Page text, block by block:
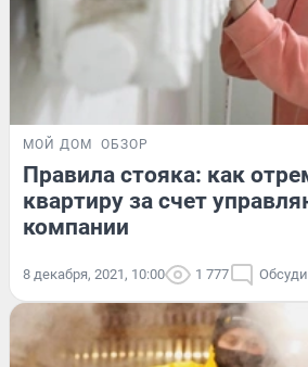
МОЙ ДОМ ОБЗОР
Правила стояка: как
квартиру за счет
компании
8 декабря, 2021, 10:00 1 777